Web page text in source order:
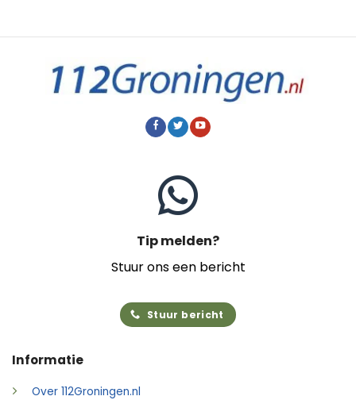
Informatie
Over 112Groningen.nl
Tip melden?
Stuur ons een bericht
Stuur bericht